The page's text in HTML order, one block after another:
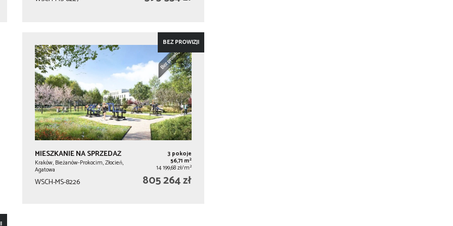
BEZ PROWIZJI
MIESZKANIE NA SPRZEDAŻ
Kraków, Bieżanów-Prokocim, Złocień,
Agatowa
3 pokoje
56,71 m2
14 199,68 zł/m2
WSCH-MS-8226 805 264 zł